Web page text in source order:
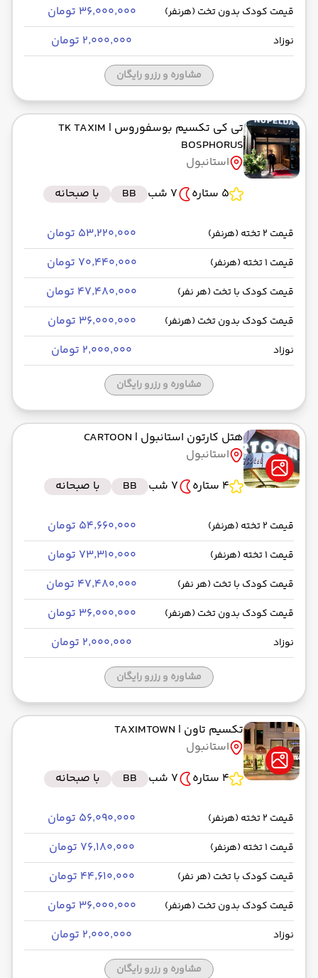
قیمت کودک بدون تخت (هرنفر) ۳۶٬۰۰۰٬۰۰۰ تومان
نوزاد ۲٬۰۰۰٬۰۰۰ تومان
مشاوره و رزرو رایگان
تی کی تکسیم بوسفوروس | TK TAXIM
BOSPHORUS
استانبول
5 ستاره
7 شب BB با صبحانه
قیمت 2 تخته (هرنفر) ۵۳٬۲۲۰٬۰۰۰ تومان
قیمت 1 تخته (هرنفر) ۷۰٬۴۴۰٬۰۰۰ تومان
قیمت کودک با تخت (هر نفر) ۴۷٬۴۸۰٬۰۰۰ تومان
قیمت کودک بدون تخت (هرنفر) ۳۶٬۰۰۰٬۰۰۰ تومان
نوزاد ۲٬۰۰۰٬۰۰۰ تومان
مشاوره و رزرو رایگان
هتل کارتون استانبول | CARTOON
استانبول
4 ستاره
7 شب BB با صبحانه
قیمت 2 تخته (هرنفر) ۵۴٬۶۶۰٬۰۰۰ تومان
قیمت 1 تخته (هرنفر) ۷۳٬۳۱۰٬۰۰۰ تومان
قیمت کودک با تخت (هر نفر) ۴۷٬۴۸۰٬۰۰۰ تومان
قیمت کودک بدون تخت (هرنفر) ۳۶٬۰۰۰٬۰۰۰ تومان
نوزاد ۲٬۰۰۰٬۰۰۰ تومان
مشاوره و رزرو رایگان
تکسیم تاون | TAXIMTOWN
استانبول
4 ستاره
7 شب BB با صبحانه
قیمت 2 تخته (هرنفر) ۵۶٬۰۹۰٬۰۰۰ تومان
قیمت 1 تخته (هرنفر) ۷۶٬۱۸۰٬۰۰۰ تومان
قیمت کودک با تخت (هر نفر) ۴۴٬۶۱۰٬۰۰۰ تومان
قیمت کودک بدون تخت (هرنفر) ۳۶٬۰۰۰٬۰۰۰ تومان
نوزاد ۲٬۰۰۰٬۰۰۰ تومان
مشاوره و رزرو رایگان